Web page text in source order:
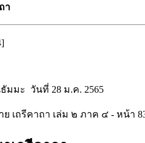
า
มะ วันที่ 28 ม.ค. 2565
เถรีคาถา เล่ม ๒ ภาค ๔ - หน้า